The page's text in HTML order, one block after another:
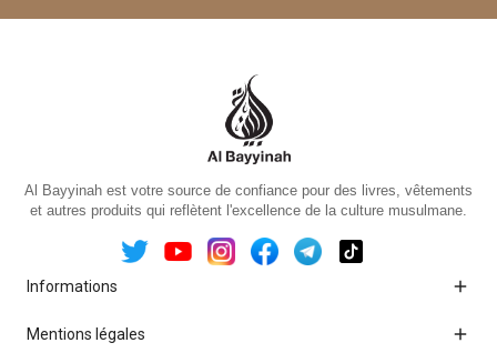
Al Bayyinah est votre source de confiance pour des livres, vêtements
et autres produits qui reflètent l'excellence de la culture musulmane.
Informations 
Mentions légales 